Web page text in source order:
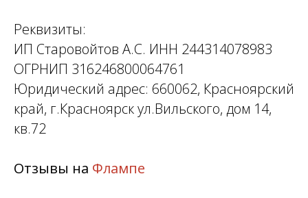
Реквизиты:
ИП Старовойтов А.С. ИНН 244314078983
ОГРНИП 316246800064761
Юридический адрес: 660062, Красноярский
край, г.Красноярск ул.Вильского, дом 14,
кв.72
Отзывы на Флампе